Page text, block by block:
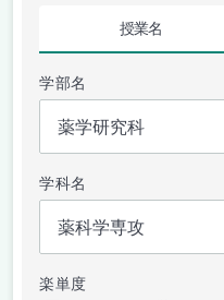
授業名
学部名
学科名
楽単度